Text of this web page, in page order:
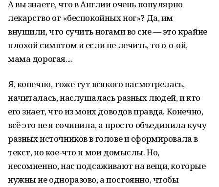
А вы знаете, что в Англии очень популярно
лекарство от «беспокойных ног»? Да, им
внушили, что сучить ногами во сне — это крайне
плохой симптом и если не лечить, то о-о-ой,
мама дорогая....
Я, конечно, тоже тут всякого насмотрелась,
начиталась, наслушалась разных людей, и кто
его знает, что из моих доводов правда. Конечно,
всё это не я сочинила, а просто объединила кучу
разных источников в голове и сформировала в
текст, но кое-что и мои домыслы. Но,
несомненно, нас подсаживают на вещи, которые
нужны не одноразово, а постоянно, чтобы